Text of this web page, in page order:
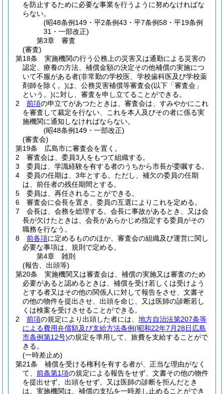
を防止するために必要な事業を行うように努めなければな
らない。
(昭48条例149・平2条例43・平7条例58・平19条例
31・一部改正)
第3章
審査
(審査)
第18条
実施機関の行う公務上の災害又は通勤による災害の
認定、療養の方法、補償金額の決定その他補償の実施につ
いて不服がある者(非常勤の学校医、学校歯科医及び学校薬
剤師を除く。)は、公務災害補償等審査会(以下「審査会」
という。)に対し、審査を申し立てることができる。
2
前項の申立てがあつたときは、審査会は、すみやかにこれ
を審査して裁定を行ない、これを本人及びその者に係る実
施機関に通知しなければならない。
(昭48条例149・一部改正)
(審査会)
第19条
広島市に審査会を置く。
2
審査会は、委員3人をもつて組織する。
3
委員は、学識経験を有する者のうちから市長が委嘱する。
4
委員の任期は、3年とする。 ただし、補欠の委員の任期
は、前任者の残任期間とする。
5
委員は、再任されることができる。
6
審査会に会長を置き、委員の互選によりこれを定める。
7
会長は、会務を総理する。 会長に事故があるとき、又は会
長が欠けたときは、会長があらかじめ指定する委員がその
職務を行なう。
8
前各項に定めるもののほか、審査会の組織及び運営に関し
必要な事項は、規則で定める。
第4章
雑則
(報告、出頭等)
第20条
実施機関又は審査会は、補償の実施又は審査のため
必要があると認めるときは、補償を受け若しくは受けよう
とする者又はその他の関係人に対して報告をさせ、文書そ
の他の物件を提出させ、出頭を命じ、又は医師の診断若し
くは検案を受けさせることができる。
2
前項の規定により出頭した者には、 地方自治法第207条等
による費用弁償額及び支給方法条例(昭和22年7月28日広島
市条例第12号)の規定を準用して、旅費を支給することがで
きる。
(一時差止め)
第21条
補償を受ける権利を有する者が、正当な理由がなく
て、 前条第1項の規定による報告をせず、文書その他の物件
を提出せず、出頭をせず、又は医師の診断を拒んだとき
は、実施機関は、補償の支払を一時差し止めることができ